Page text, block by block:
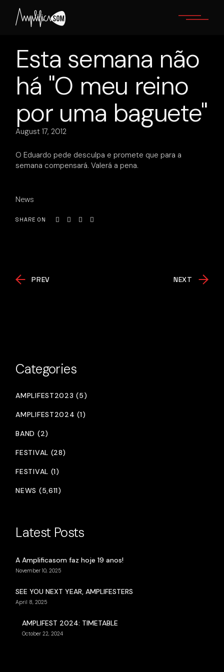
content
Esta semana não
há "O meu reino
por uma baguete"
August 17, 2012
O Eduardo pede desculpa e promete que para a
semana compensará. Valerá a pena.
News
SHARE ON
PREV NEXT
Categories
AMPLIFEST2023 (5)
AMPLIFEST2024 (1)
BAND (2)
FESTIVAL (28)
FESTIVAL (1)
NEWS (5,611)
Latest Posts
A Amplificasom faz hoje 19 anos!
November 10, 2025
SEE YOU NEXT YEAR, AMPLIFESTERS
April 8, 2025
AMPLIFEST 2024: TIMETABLE
October 22, 2024